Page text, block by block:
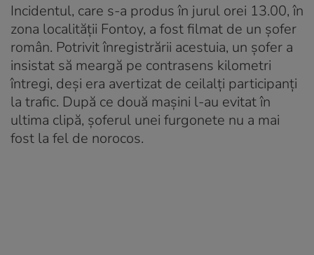
Incidentul, care s-a produs în jurul orei 13.00, în
zona localității Fontoy, a fost filmat de un șofer
român. Potrivit înregistrării acestuia, un șofer a
insistat să meargă pe contrasens kilometri
întregi, deși era avertizat de ceilalți participanți
la trafic. După ce două mașini l-au evitat în
ultima clipă, șoferul unei furgonete nu a mai
fost la fel de norocos.